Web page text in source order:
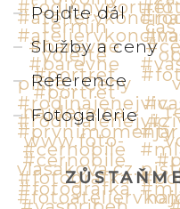
Pojďte dál
Služby a ceny
Reference
Fotogalerie